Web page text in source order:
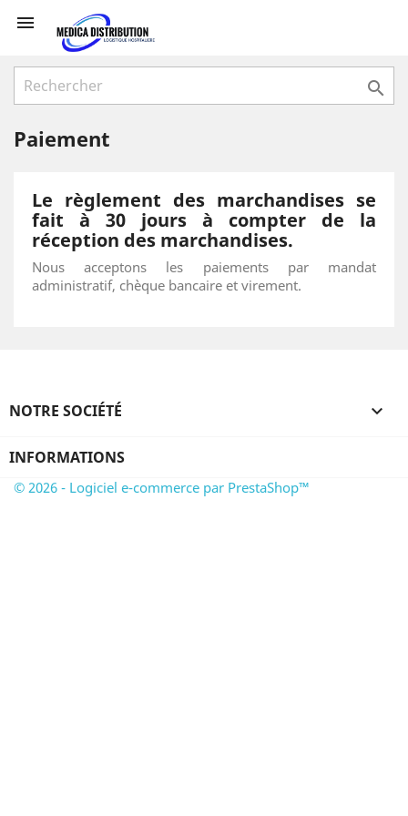


Paiement
Le règlement des marchandises se
fait à 30 jours à compter de la
réception des marchandises.
Nous acceptons les paiements par mandat
administratif, chèque bancaire et virement.
NOTRE SOCIÉTÉ 
INFORMATIONS
© 2026 - Logiciel e-commerce par PrestaShop™